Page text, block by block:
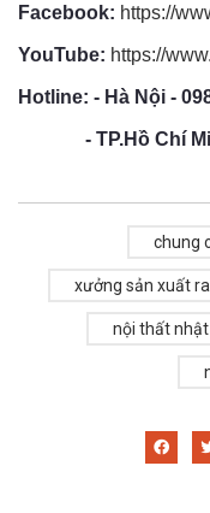
Facebook: https://
YouTube: https://
Hotline: - Hà Nội -
- TP.Hồ Chí
chung
xưởng sản xuất
nội thất